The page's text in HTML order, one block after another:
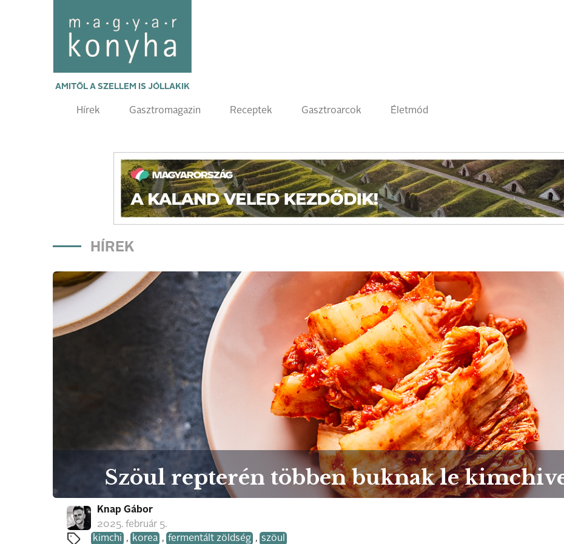
AMITŐL A SZELLEM IS JÓLLAKIK
Hírek Gasztromagazin Receptek Gasztroarcok Életmód
HÍREK
Szöul repterén többen buknak le
Knap Gábor
2025. február 5.
kimchi , korea , fermentált zöldség , szöul